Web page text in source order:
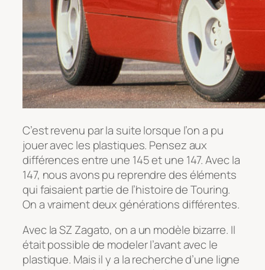
C’est revenu par la suite lorsque l’on a pu
jouer avec les plastiques. Pensez aux
différences entre une 145 et une 147. Avec la
147, nous avons pu reprendre des éléments
qui faisaient partie de l’histoire de Touring.
On a vraiment deux générations différentes.
Avec la SZ Zagato, on a un modèle bizarre. Il
était possible de modeler l’avant avec le
plastique. Mais il y a la recherche d’une ligne